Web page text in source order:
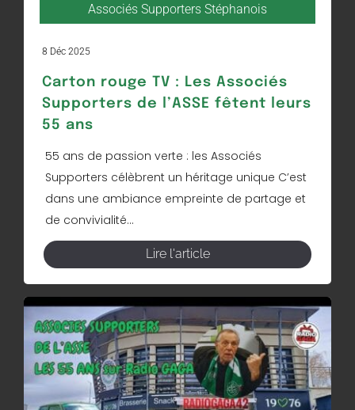
Associés Supporters Stéphanois
8 Déc 2025
Carton rouge TV : Les Associés
Supporters de l’ASSE fêtent leurs
55 ans
55 ans de passion verte : les Associés
Supporters célèbrent un héritage unique C’est
dans une ambiance empreinte de partage et
de convivialité...
Lire l'article